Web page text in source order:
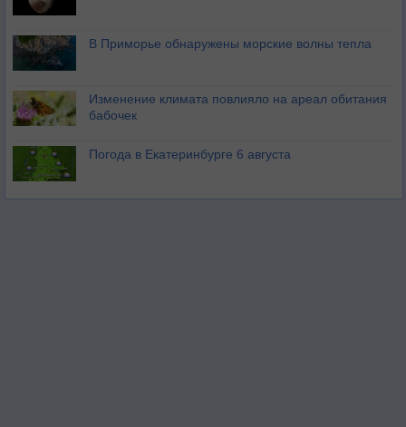
В Приморье обнаружены морские волны тепла
Изменение климата повлияло на ареал обитания
бабочек
Погода в Екатеринбурге 6 августа